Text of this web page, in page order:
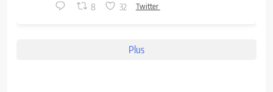
8 32 Twitter
Plus